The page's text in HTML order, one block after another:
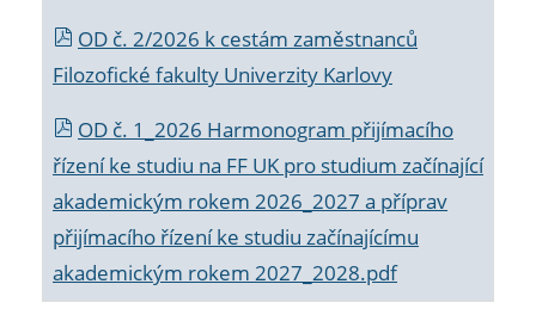
OD č. 2/2026 k cestám zaměstnanců
Filozofické fakulty Univerzity Karlovy
OD č. 1_2026 Harmonogram přijímacího
řízení ke studiu na FF UK pro studium začínající
akademickým rokem 2026_2027 a příprav
přijímacího řízení ke studiu začínajícímu
akademickým rokem 2027_2028.pdf